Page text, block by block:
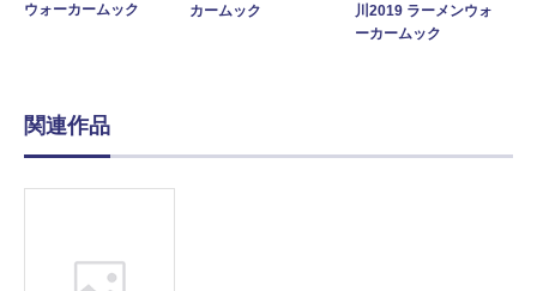
ウォーカームック
カームック
川2019 ラーメンウォ
ーカームック
関連作品